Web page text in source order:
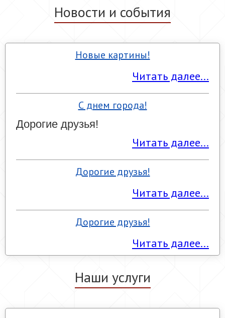
Новости и события
Новые картины!
Читать далее...
С днем города!
Дорогие друзья!
Читать далее...
Дорогие друзья!
Читать далее...
Дорогие друзья!
Читать далее...
Наши услуги